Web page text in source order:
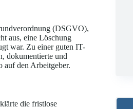
(DSGVO),
aus, eine Löschung
war. Zu einer guten IT-
dokumentierte und
auf den Arbeitgeber.
die fristlose